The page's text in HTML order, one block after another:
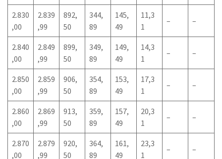
2.830
,00
2.839
,99
892,
50
344,
89
145,
49
11,3
1
– –
2.840
,00
2.849
,99
899,
50
349,
89
149,
49
14,3
1
– –
2.850
,00
2.859
,99
906,
50
354,
89
153,
49
17,3
1
– –
2.860
,00
2.869
,99
913,
50
359,
89
157,
49
20,3
1
– –
2.870
,00
2.879
,99
920,
50
364,
89
161,
49
23,3
1
– –